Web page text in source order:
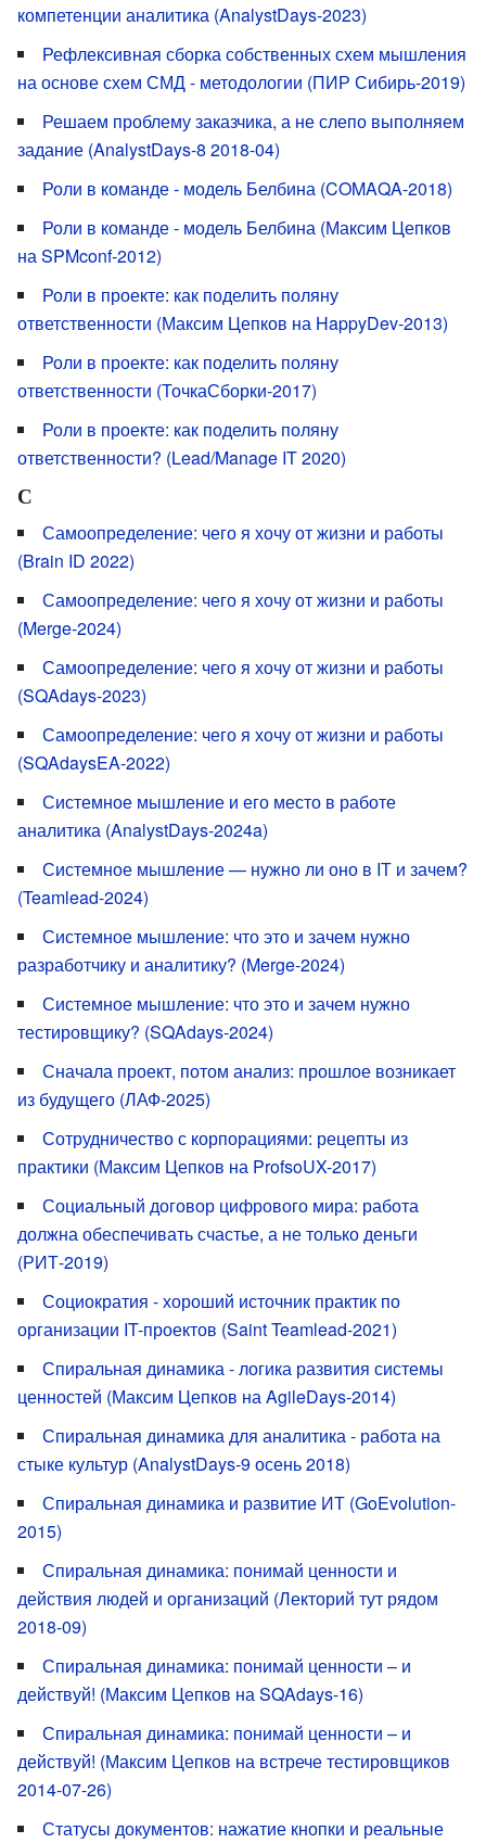
компетенции аналитика (AnalystDays-2023)
Рефлексивная сборка собственных схем мышления
на основе схем СМД - методологии (ПИР Сибирь-2019)
Решаем проблему заказчика, а не слепо выполняем
задание (AnalystDays-8 2018-04)
Роли в команде - модель Белбина (COMAQA-2018)
Роли в команде - модель Белбина (Максим Цепков
на SPMconf-2012)
Роли в проекте: как поделить поляну
ответственности (Максим Цепков на HappyDev-2013)
Роли в проекте: как поделить поляну
ответственности (ТочкаСборки-2017)
Роли в проекте: как поделить поляну
ответственности? (Lead/Manage IT 2020)
С
Самоопределение: чего я хочу от жизни и работы
(Brain ID 2022)
Самоопределение: чего я хочу от жизни и работы
(Merge-2024)
Самоопределение: чего я хочу от жизни и работы
(SQAdays-2023)
Самоопределение: чего я хочу от жизни и работы
(SQAdaysEA-2022)
Системное мышление и его место в работе
аналитика (AnalystDays-2024a)
Системное мышление — нужно ли оно в IТ и зачем?
(Teamlead-2024)
Системное мышление: что это и зачем нужно
разработчику и аналитику? (Merge-2024)
Системное мышление: что это и зачем нужно
тестировщику? (SQAdays-2024)
Сначала проект, потом анализ: прошлое возникает
из будущего (ЛАФ-2025)
Сотрудничество с корпорациями: рецепты из
практики (Максим Цепков на ProfsoUX-2017)
Социальный договор цифрового мира: работа
должна обеспечивать счастье, а не только деньги
(РИТ-2019)
Социократия - хороший источник практик по
организации IT-проектов (Saint Teamlead-2021)
Спиральная динамика - логика развития системы
ценностей (Максим Цепков на AgileDays-2014)
Спиральная динамика для аналитика - работа на
стыке культур (AnalystDays-9 осень 2018)
Спиральная динамика и развитие ИТ (GoEvolution-
2015)
Спиральная динамика: понимай ценности и
действия людей и организаций (Лекторий тут рядом
2018-09)
Спиральная динамика: понимай ценности – и
действуй! (Максим Цепков на SQAdays-16)
Спиральная динамика: понимай ценности – и
действуй! (Максим Цепков на встрече тестировщиков
2014-07-26)
Статусы документов: нажатие кнопки и реальные